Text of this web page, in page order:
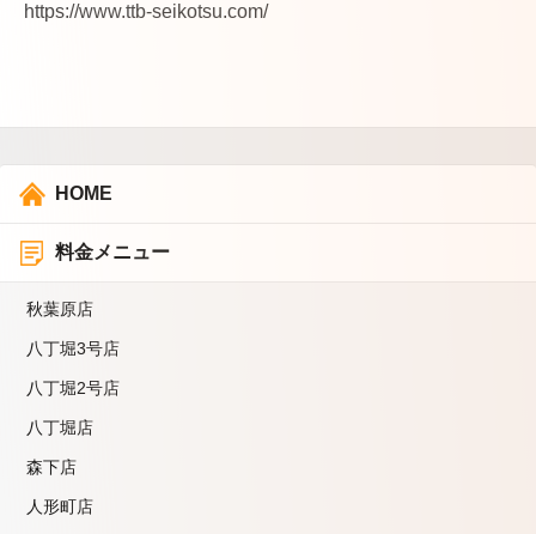
https://www.ttb-seikotsu.com/
HOME
料金メニュー
秋葉原店
八丁堀3号店
八丁堀2号店
八丁堀店
森下店
人形町店